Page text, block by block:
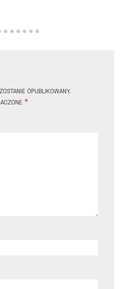
OPUBLIKOWANY.
*